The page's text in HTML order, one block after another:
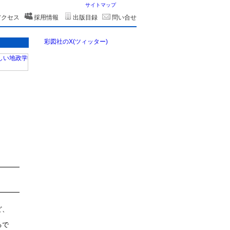
サイトマップ
クセス 採用情報 出版目録
問い合せ
で
彩図社のX(ツィッター)